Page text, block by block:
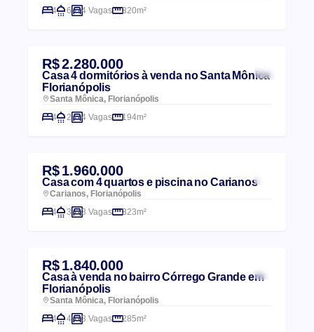
4
6 4 Vagas 320m²
R$ 2.280.000
Casa 4 dormitórios à venda no Santa Mônica
Florianópolis
Santa Mônica, Florianópolis
4
2 4 Vagas 194m²
R$ 1.960.000
Casa com 4 quartos e piscina no Carianos
Carianos, Florianópolis
4
3 3 Vagas 323m²
R$ 1.840.000
Casa à venda no bairro Córrego Grande em
Florianópolis
Santa Mônica, Florianópolis
4
4 3 Vagas 285m²